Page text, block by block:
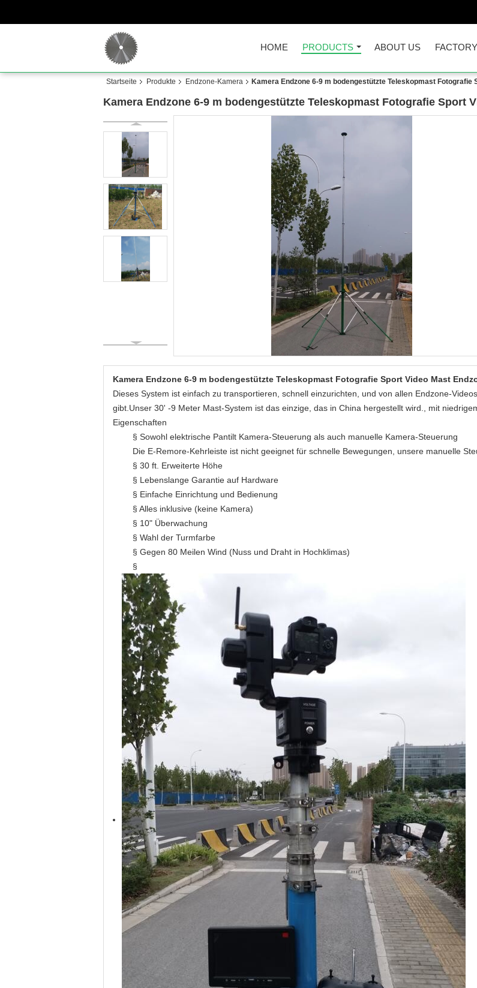
HOME PRODUCTS ABOUT US
Startseite Produkte Endzone-Kamera Kamera Endzone 6-9 m bodengestützte Teleskopmast
Kamera Endzone 6-9 m bodengestützte Teleskopmast Fotografie Sport
Kamera Endzone 6-9 m bodengestützte Teleskopmast Fotografie Sport Video Mast
Dieses System ist einfach zu transportieren, schnell einzurichten, und von allen Endzone-
gibt.Unser 30' -9 Meter Mast-System ist das einzige, das in China hergestellt wird., mit
Eigenschaften
§ Sowohl elektrische Pantilt Kamera-Steuerung als auch manuelle Kamera-Steuerung
Die E-Remore-Kehrleiste ist nicht geeignet für schnelle Bewegungen, unsere manuelle
§ 30 ft. Erweiterte Höhe
§ Lebenslange Garantie auf Hardware
§ Einfache Einrichtung und Bedienung
§ Alles inklusive (keine Kamera)
§ 10" Überwachung
§ Wahl der Turmfarbe
§ Gegen 80 Meilen Wind (Nuss und Draht in Hochklimas)
§